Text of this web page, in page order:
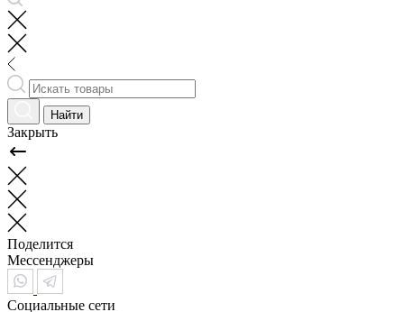
Найти
Закрыть
Поделится
Мессенджеры
Социальные сети